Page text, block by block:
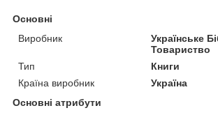
Основні
Виробник
Українське
Товариство
Тип
Книги
Країна виробник
Україна
Основні атрибути